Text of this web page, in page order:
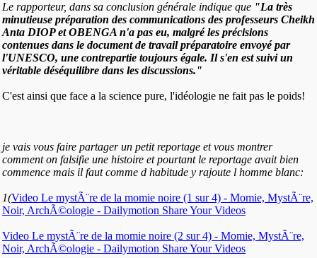
Le rapporteur, dans sa conclusion générale indique que "La très
minutieuse préparation des communications des professeurs Cheikh
Anta DIOP et OBENGA n'a pas eu, malgré les précisions
contenues dans le document de travail préparatoire envoyé par
l'UNESCO, une contrepartie toujours égale. Il s'en est suivi un
véritable déséquilibre dans les discussions."
C'est ainsi que face a la science pure, l'idéologie ne fait pas le poids!
je vais vous faire partager un petit reportage et vous montrer
comment on falsifie une histoire et pourtant le reportage avait bien
commence mais il faut comme d habitude y rajoute l homme blanc:
1(Video Le mystÃ¨re de la momie noire (1 sur 4) - Momie, MystÃ¨re,
Noir, ArchÃ©ologie - Dailymotion Share Your Videos
Video Le mystÃ¨re de la momie noire (2 sur 4) - Momie, MystÃ¨re,
Noir, ArchÃ©ologie - Dailymotion Share Your Videos